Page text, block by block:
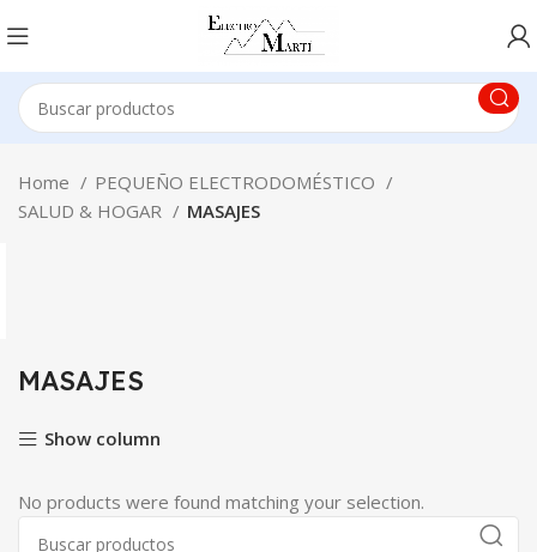
Home
PEQUEÑO ELECTRODOMÉSTICO
SALUD & HOGAR
MASAJES
MASAJES
Show column
No products were found matching your selection.